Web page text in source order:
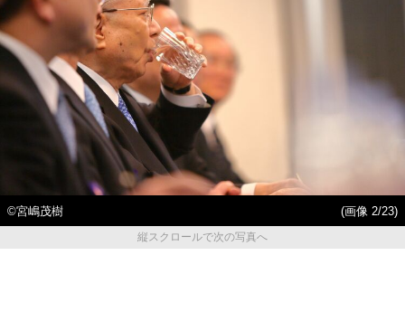
©宮嶋茂樹
(画像 2/23)
縦スクロールで次の写真へ